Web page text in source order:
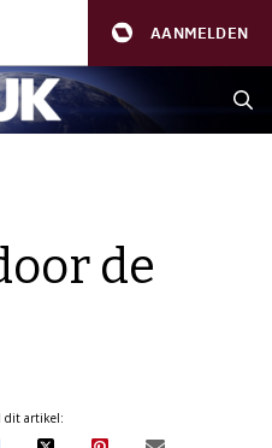
AANMELDEN
de
dit artikel: